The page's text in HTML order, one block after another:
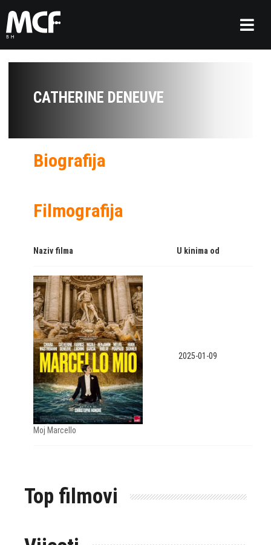
CATHERINE DENEUVE
Biografija
Filmografija
Naziv filma U kinima od
Moj Marcello
2025-01-09
Top filmovi